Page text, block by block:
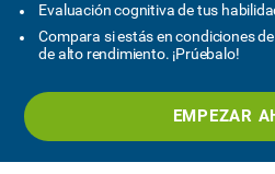
Evaluación cognitiva de tus
Compara si estás en condiciones
de alto rendimiento. ¡Prúebalo!
EMPEZAR